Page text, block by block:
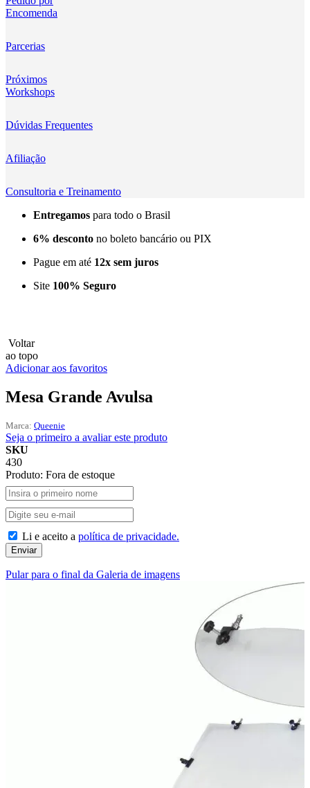
Kingma
Lensmingle
LiRen
Litepanels
LoveFoto
LowePro
Lumitecfoto
MAMEN
Manfrotto
Mettle
Nanlite
NEEWER
NiceFoto
Encomenda
Parcerias
Próximos
Workshops
Dúvidas Frequentes
Afiliação
Consultoria e Treinamento
Entregamos para todo o Brasil
6% desconto no boleto bancário ou PIX
Pague em até 12x sem juros
Site 100% Seguro
Voltar
ao topo
Adicionar aos favoritos
Mesa Grande Avulsa
Marca: Queenie
Seja o primeiro a avaliar este produto
SKU
430
Produto: Fora de estoque
Li e aceito a política de privacidade.
Enviar
Pular para o final da Galeria de imagens